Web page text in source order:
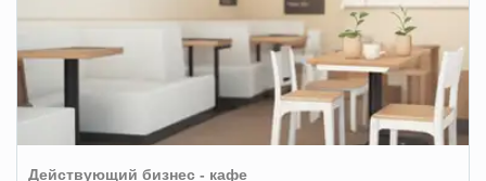
Действующий бизнес - кафе